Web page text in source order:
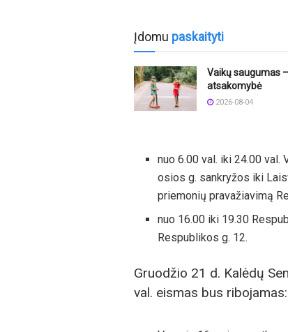
Įdomu paskaityti
Vaikų saugumas
atsakomybė
2026-08-04
nuo 6.00 val. iki 24.00
osios g. sankryžos iki
priemonių pravažiavimą
nuo 16.00 iki 19.30
Respublikos g. 12.
Gruodžio 21 d. Kalėdų
val. eismas bus ribojamas: